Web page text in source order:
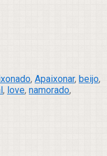
, Apaixonar, beijo,
, love, namorado,